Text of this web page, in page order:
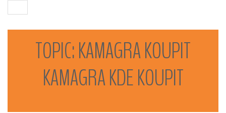
TOPIC:KAMAGRAKOUPIT
KAMAGRAKDEKOUPIT